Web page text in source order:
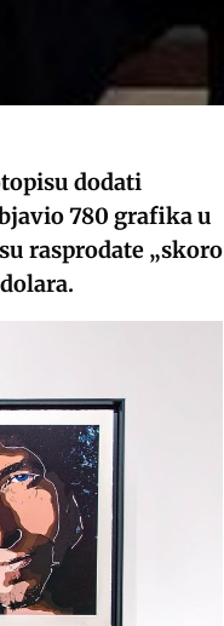
dodati
780 grafika u
rasprodate „skoro